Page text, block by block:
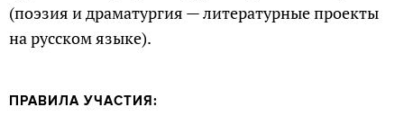
(поэзия и драматургия — литературные проекты
на русском языке).
ПРАВИЛА УЧАСТИЯ: